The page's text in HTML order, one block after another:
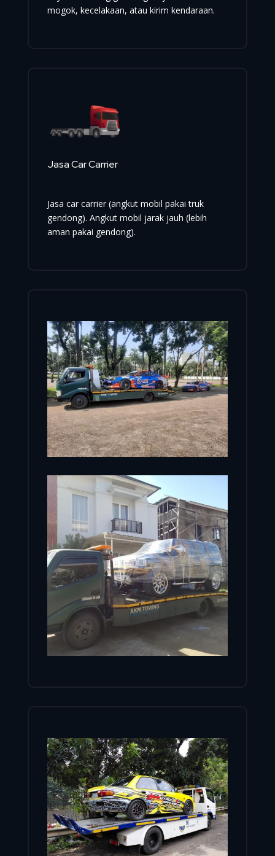
mogok, kecelakaan, atau kirim kendaraan.
Jasa Car Carrier
Jasa car carrier (angkut mobil pakai truk
gendong). Angkut mobil jarak jauh (lebih
aman pakai gendong).